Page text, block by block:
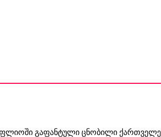
გაფანტული ცნობილი